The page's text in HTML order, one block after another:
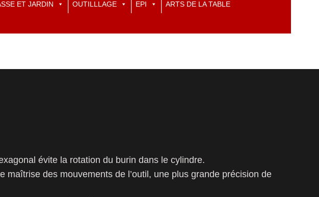
ET JARDIN OUTILLLAGE EPI ARTS DE LA TABLE
évite la rotation du burin dans le cylindre.
maîtrise des mouvements de l’outil, une plus grande précision de